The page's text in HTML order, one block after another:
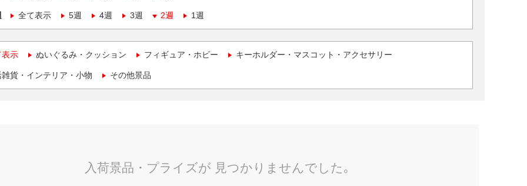
全て表示 5週 4週 3週 2週 1週
表示 ぬいぐるみ・クッション フィギュア・ホビー キーホルダー・マスコット・アクセサリー
貨・インテリア・小物 その他景品